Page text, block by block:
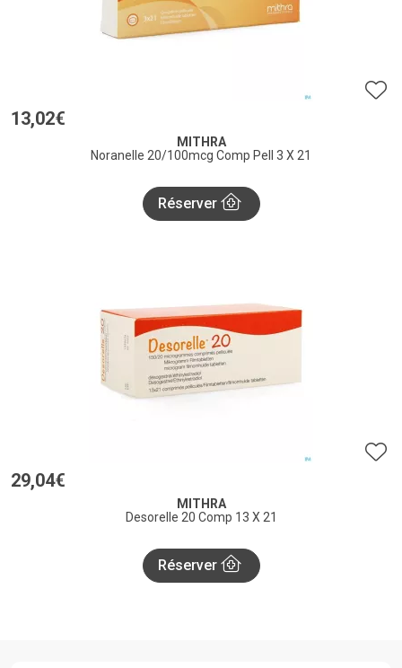
13,02€
MITHRA
Noranelle 20/100mcg Comp Pell 3 X 21
Réserver
29,04€
MITHRA
Desorelle 20 Comp 13 X 21
Réserver